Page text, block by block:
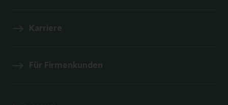
Karriere
Für Firmenkunden